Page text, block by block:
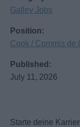
Galley Jobs
Position:
Cook / Commis de
Published:
July 11, 2026
Starte deine